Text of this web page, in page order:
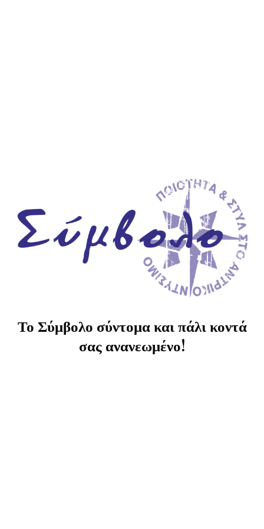
Το Σύμβολο σύντομα και πάλι κοντά
σας ανανεωμένο!